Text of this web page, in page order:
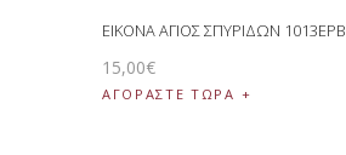
ΕΙΚΟΝΑ ΑΓΙΟΣ ΣΠΥΡΙΔΩΝ 1013EPB
15,00€
ΑΓΟΡΑΣΤΕ ΤΩΡΑ